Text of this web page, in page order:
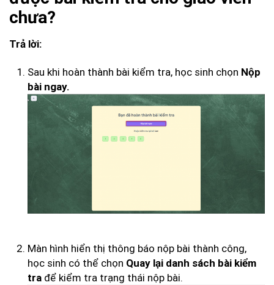
chưa?
Trả lời:
Sau khi hoàn thành bài kiểm tra, học sinh chọn Nộp
bài ngay.
Màn hình hiển thị thông báo nộp bài thành công,
học sinh có thể chọn Quay lại danh sách bài kiểm
tra để kiểm tra trạng thái nộp bài.